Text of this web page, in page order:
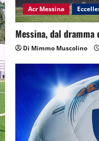
Acr Messina
Messina, dal
Di Mimmo Muscolino